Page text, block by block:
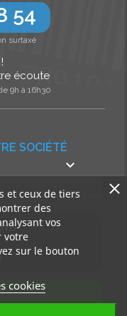
SOCIÉTÉ

54
surtaxé
écoute
9h à 16h30
et ceux de tiers
des
vos
votre
sur le bouton
cookies